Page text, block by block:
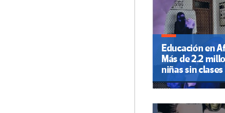
Educación en
Más de 2.2
niñas sin clases